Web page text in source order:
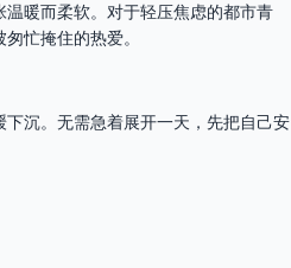
暖而柔软。对于轻压焦虑的都市青
忙掩住的热爱。
沉。无需急着展开一天，先把自己安